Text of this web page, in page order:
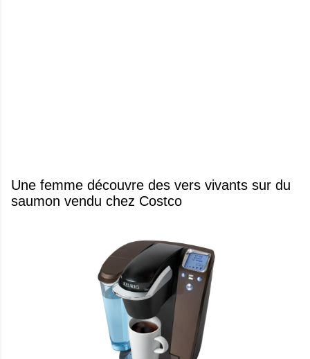
Une femme découvre des vers vivants sur du
saumon vendu chez Costco